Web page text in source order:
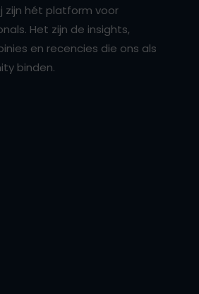
zijn hét platform voor
Het zijn de insights,
en recencies die ons als
binden.